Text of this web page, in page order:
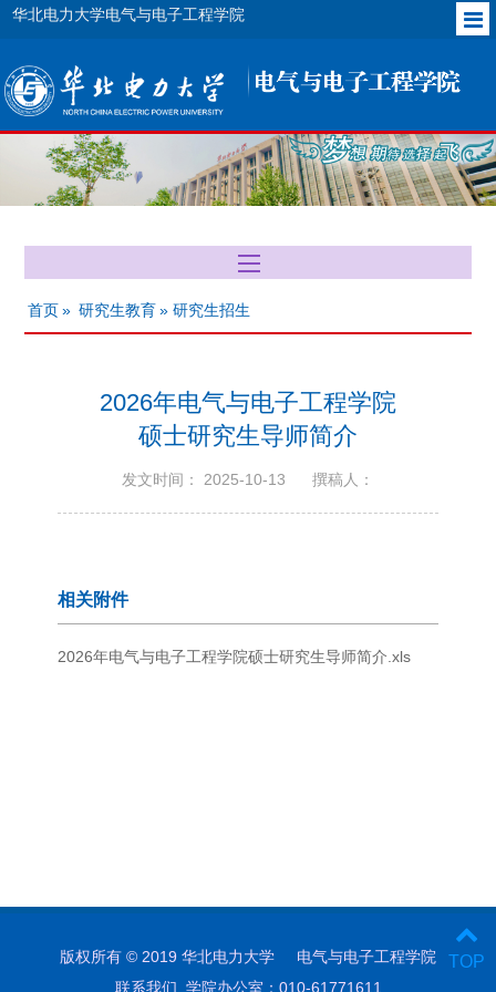
华北电力大学电气与电子工程学院
首页 » 研究生教育 » 研究生招生
2026年电气与电子工程学院
硕士研究生导师简介
发文时间： 2025-10-13 撰稿人：
相关附件
2026年电气与电子工程学院硕士研究生导师简介.xls
版权所有 © 2019 华北电力大学 电气与电子工程学院
联系我们 学院办公室：010-61771611
TOP